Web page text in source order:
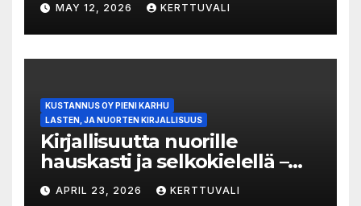
MAY 12, 2026 KERTTUVALI
KUSTANNUS OY PIENI KARHU
LASTEN, JA NUORTEN KIRJALLISUUS
Kirjallisuutta nuorille
hauskasti ja selkokielellä –
Luka-sarjasta viides osa
APRIL 23, 2026 KERTTUVALI